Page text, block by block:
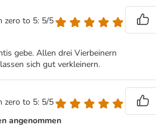
zero to 5: 5/5
gebe. Allen drei Vierbeinern
sich gut verkleinern.
zero to 5: 5/5
angenommen